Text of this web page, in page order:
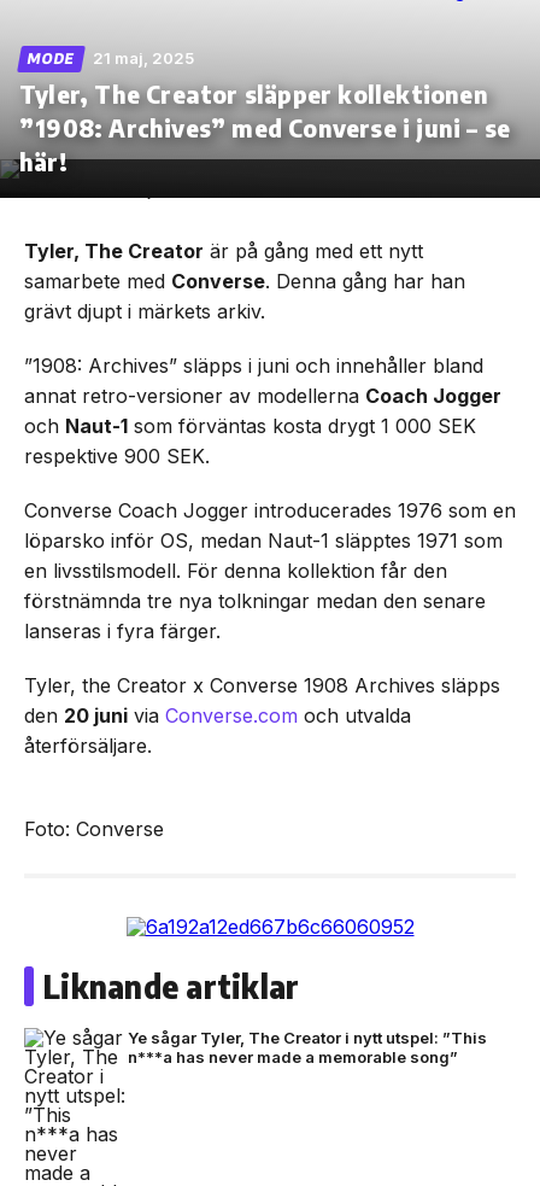
Skip
the
MODE 21 maj, 2025
Tyler, The Creator släpper kollektionen
”1908: Archives” med Converse i juni – se
här!
Tyler, The Creator är på gång med ett nytt
samarbete med Converse. Denna gång har han
grävt djupt i märkets arkiv.
”1908: Archives” släpps i juni och innehåller bland
annat retro-versioner av modellerna Coach Jogger
och Naut-1 som förväntas kosta drygt 1 000 SEK
respektive 900 SEK.
Converse Coach Jogger introducerades 1976 som en
löparsko inför OS, medan Naut-1 släpptes 1971 som
en livsstilsmodell. För denna kollektion får den
förstnämnda tre nya tolkningar medan den senare
lanseras i fyra färger.
Tyler, the Creator x Converse 1908 Archives släpps
den 20 juni via Converse.com och utvalda
återförsäljare.
Foto: Converse
Liknande artiklar
Ye sågar Tyler, The Creator i nytt utspel: ”This
n***a has never made a memorable song”